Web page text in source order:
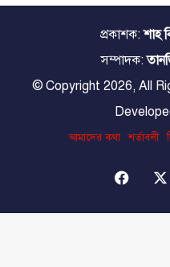
প্রকাশক:শাহ
সম্পাদক:
© Copyright 2026, All
আমাদের কথা শর্তাবলী